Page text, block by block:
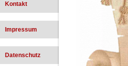
Kontakt
Impressum
Datenschutz